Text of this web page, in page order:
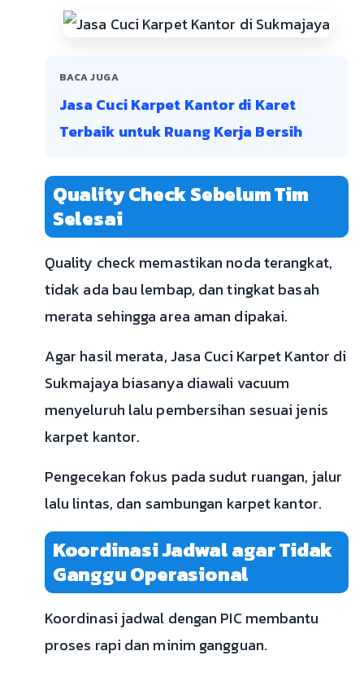
BACA JUGA
Jasa Cuci Karpet Kantor di Karet
Terbaik untuk Ruang Kerja Bersih
Quality Check Sebelum Tim
Selesai
Quality check memastikan noda terangkat,
tidak ada bau lembap, dan tingkat basah
merata sehingga area aman dipakai.
Agar hasil merata, Jasa Cuci Karpet Kantor di
Sukmajaya biasanya diawali vacuum
menyeluruh lalu pembersihan sesuai jenis
karpet kantor.
Pengecekan fokus pada sudut ruangan, jalur
lalu lintas, dan sambungan karpet kantor.
Koordinasi Jadwal agar Tidak
Ganggu Operasional
Koordinasi jadwal dengan PIC membantu
proses rapi dan minim gangguan.